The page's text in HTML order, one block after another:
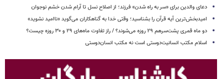
دعای والدین برای «سر به راه شدن» فرزند؛ از اصلاح نسل تا آرام شدن خشم نوجوان
امیدبخش‌ترین آیه قرآن را بشناسید؛ وقتی خدا به گناهکاران می‌گوید «ناامید نشوید»
دو ماه قمری پشت‌سرهم ۲۹ روزه می‌شوند؟ / راز تفاوت ماه‌های ۲۹ و ۳۰ روزه چیست؟
اسلام مکتب انسانیت‌دوستی است نه مکتب انسان‌دوستی